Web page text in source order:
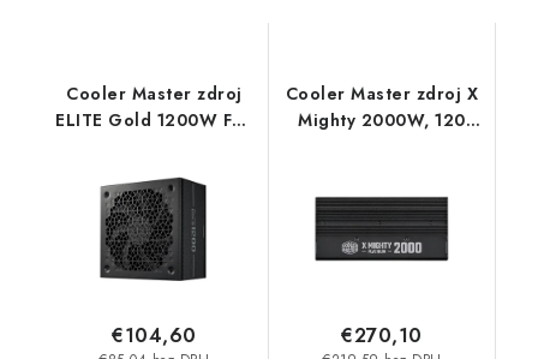
Cooler Master zdroj
ELITE Gold 1200W FM,
modulární, 80 Plus
Gold, ATX 3.1 MPW-
C001-AFAG-BEU
CoolerMaster
€104,60
Cooler Master zdroj X
Mighty 2000W, 120
3.1 MPS-K001-AFBP-
NBEU CoolerMaster
€270,10